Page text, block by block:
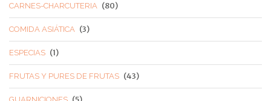
CARNES-CHARCUTERIA (80)
COMIDA ASIÁTICA (3)
ESPECIAS (1)
FRUTAS Y PURES DE FRUTAS (43)